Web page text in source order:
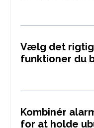
Vælg det
funktioner du
Kombinér
for at holde